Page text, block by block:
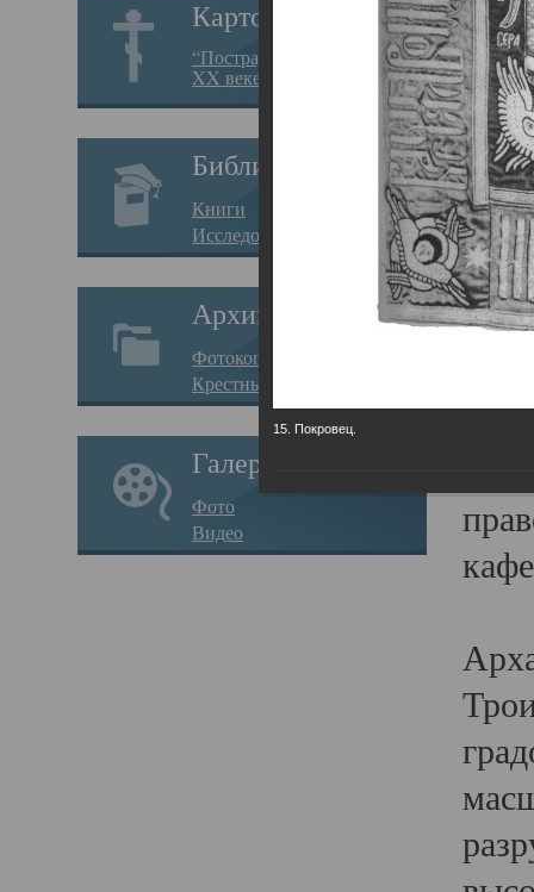
Картотека
“Пострадавшие за веру в
XX веке на Севере”
Библиотека
Книги
Исследования
Архив
Фотокопии дел
Крестные ходы
Галерея
Фото
Видео
15. Покровец.